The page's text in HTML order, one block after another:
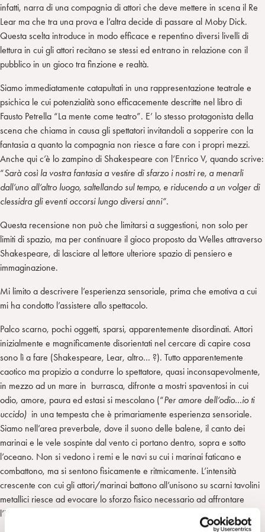
infatti, narra di una compagnia di attori che deve mettere in scena il Re
Lear ma che tra una prova e l’altra decide di passare al Moby Dick.
Questa scelta introduce in modo efficace e repentino diversi livelli di
lettura in cui gli attori recitano se stessi ed entrano in relazione con il
pubblico in un gioco tra finzione e realtà.
Siamo immediatamente catapultati in una rappresentazione teatrale e
psichica le cui potenzialità sono efficacemente descritte nel libro di
Fausto Petrella “La mente come teatro”. E’ lo stesso protagonista della
scena che chiama in causa gli spettatori invitandoli a sopperire con la
fantasia a quanto la compagnia non riesce a fare con i propri mezzi.
Anche qui c’è lo zampino di Shakespeare con l’Enrico V, quando scrive:
“Sarà così la vostra fantasia a vestire di sfarzo i nostri re, a menarli
dall’uno all’altro luogo, saltellando sul tempo, e riducendo a un volger di
clessidra gli eventi occorsi lungo diversi anni”.
Questa recensione non può che limitarsi a suggestioni, non solo per
limiti di spazio, ma per continuare il gioco proposto da Welles attraverso
Shakespeare, di lasciare al lettore ulteriore spazio di pensiero e
immaginazione.
Mi limito a descrivere l’esperienza sensoriale, prima che emotiva a cui
mi ha condotto l’assistere allo spettacolo.
Palco scarno, pochi oggetti, sparsi, apparentemente disordinati. Attori
inizialmente e magnificamente disorientati nel cercare di capire cosa
sono lì a fare (Shakespeare, Lear, altro… ?). Tutto apparentemente
caotico ma propizio a condurre lo spettatore, quasi inconsapevolmente,
in mezzo ad un mare in burrasca, difronte a mostri spaventosi in cui
odio, amore, paura ed estasi si mescolano (“Per amore dell’odio…io ti
uccido) in una tempesta che è primariamente esperienza sensoriale.
Siamo nell’area preverbale, dove il suono delle balene, il canto dei
marinai e le vele sospinte dal vento ci portano dentro, sopra e sotto
l’oceano. Non si vedono i remi e le navi su cui i marinai faticano e
combattono, ma si sentono fisicamente e ritmicamente. L’intensità
crescente con cui gli attori/marinai battono all’unisono su scarni tavolini
metallici riesce ad evocare lo sforzo fisico necessario ad affrontare
l’inseguimento della balena.